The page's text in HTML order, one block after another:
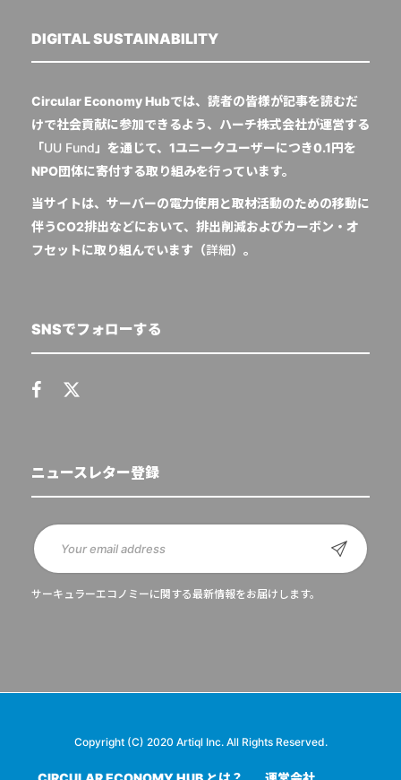
DIGITAL SUSTAINABILITY
Circular Economy Hubでは、読者の皆様が記事を読むだ
けで社会貢献に参加できるよう、ハーチ株式会社が運営する
「UU Fund 」を通じて、1ユニークユーザーにつき0.1円を
NPO団体に寄付する取り組みを行っています。
当サイトは、サーバーの電力使用と取材活動のための移動に
伴うCO2排出などにおいて、排出削減およびカーボン・オ
フセットに取り組んでいます（詳細）。
SNSでフォローする
ニュースレター登録
サーキュラーエコノミーに関する最新情報をお届けします。
Copyright (C) 2020 Artiql Inc. All Rights Reserved.